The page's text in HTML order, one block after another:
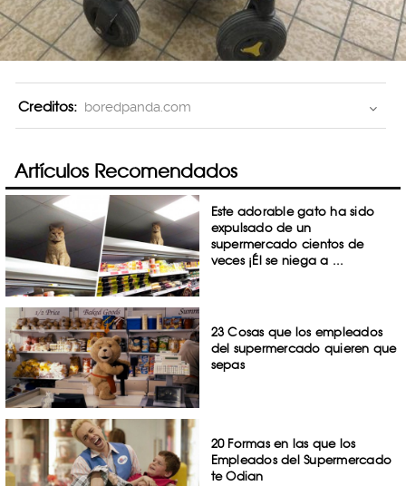
Creditos: boredpanda.com
Artículos Recomendados
Este adorable gato ha sido
expulsado de un
supermercado cientos de
veces ¡Él se niega a ...
23 Cosas que los empleados
del supermercado quieren que
sepas
20 Formas en las que los
Empleados del Supermercado
te Odian